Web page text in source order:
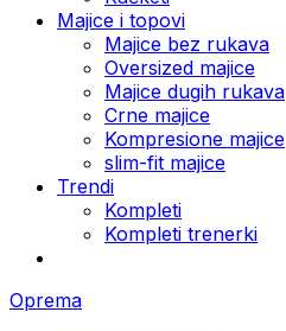
Majice i topovi
Majice bez rukava
Oversized majice
Majice dugih rukava
Crne majice
Kompresione majice
slim-fit majice
Trendi
Kompleti
Kompleti trenerki
Oprema